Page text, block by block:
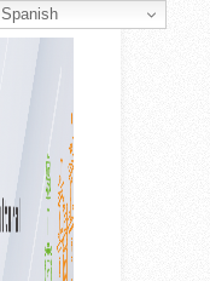
Spanish